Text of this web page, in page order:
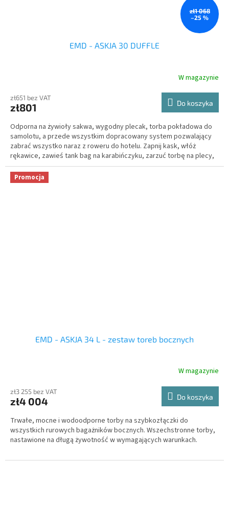
zł1 068
–25 %
EMD - ASKJA 30 DUFFLE
W magazynie
zł651 bez VAT
zł801 Do koszyka
Odporna na żywioły sakwa, wygodny plecak, torba pokładowa do
samolotu, a przede wszystkim dopracowany system pozwalający
zabrać wszystko naraz z roweru do hotelu. Zapnij kask, włóż
rękawice, zawieś tank bag na karabińczyku, zarzuć torbę na plecy,
a ręce wciąż masz wolne.
Promocja
EMD - ASKJA 34 L - zestaw toreb bocznych
W magazynie
zł3 255 bez VAT
zł4 004 Do koszyka
Trwałe, mocne i wodoodporne torby na szybkozłączki do
wszystkich rurowych bagażników bocznych. Wszechstronne torby,
nastawione na długą żywotność w wymagających warunkach.